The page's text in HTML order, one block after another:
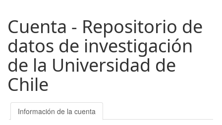
Cuenta - Repositorio de
datos de investigación
de la Universidad de
Chile
Información de la cuenta